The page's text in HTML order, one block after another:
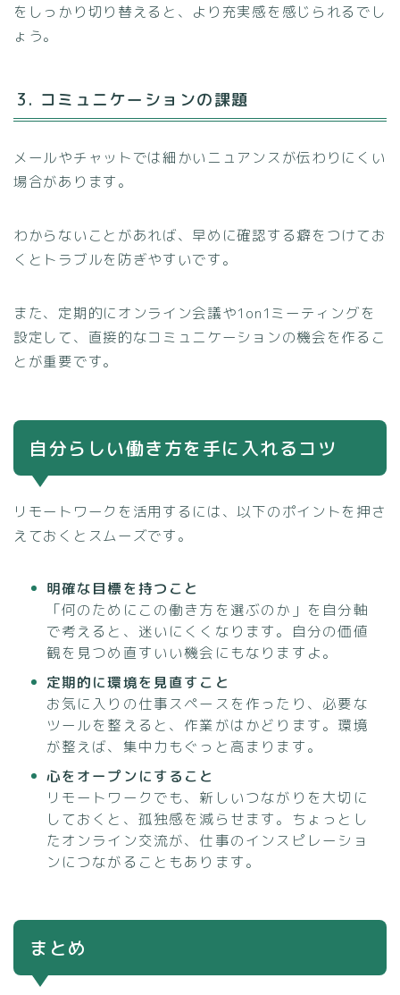
をしっかり切り替えると、より充実感を感じられるでし
ょう。
3. コミュニケーションの課題
メールやチャットでは細かいニュアンスが伝わりにくい
場合があります。
わからないことがあれば、早めに確認する癖をつけてお
くとトラブルを防ぎやすいです。
また、定期的にオンライン会議や1on1ミーティングを
設定して、直接的なコミュニケーションの機会を作るこ
とが重要です。
自分らしい働き方を手に入れるコツ
リモートワークを活用するには、以下のポイントを押さ
えておくとスムーズです。
明確な目標を持つこと
「何のためにこの働き方を選ぶのか」を自分軸
で考えると、迷いにくくなります。自分の価値
観を見つめ直すいい機会にもなりますよ。
定期的に環境を見直すこと
お気に入りの仕事スペースを作ったり、必要な
ツールを整えると、作業がはかどります。環境
が整えば、集中力もぐっと高まります。
心をオープンにすること
リモートワークでも、新しいつながりを大切に
しておくと、孤独感を減らせます。ちょっとし
たオンライン交流が、仕事のインスピレーショ
ンにつながることもあります。
まとめ